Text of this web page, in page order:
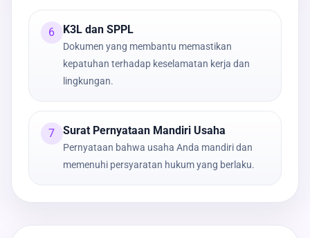
6 K3L dan SPPL
Dokumen yang membantu memastikan
kepatuhan terhadap keselamatan kerja dan
lingkungan.
7 Surat Pernyataan Mandiri Usaha
Pernyataan bahwa usaha Anda mandiri dan
memenuhi persyaratan hukum yang berlaku.